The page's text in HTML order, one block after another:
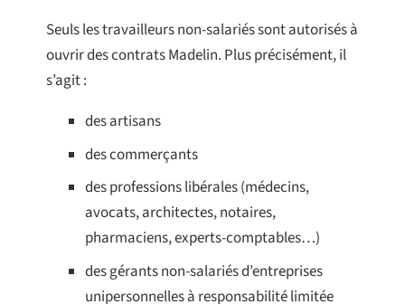
Seuls les travailleurs non-salariés sont autorisés à
ouvrir des contrats Madelin. Plus précisément, il
s’agit :
des artisans
des commerçants
des professions libérales (médecins,
avocats, architectes, notaires,
pharmaciens, experts-comptables…)
des gérants non-salariés d’entreprises
unipersonnelles à responsabilité limitée